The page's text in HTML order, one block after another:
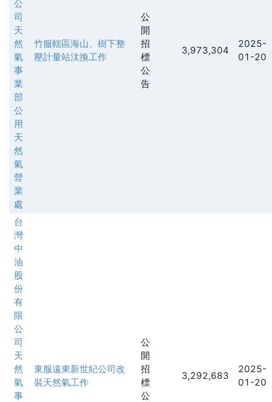
公
司
天
然
氣
事
業
部
公
用
天
然
氣
營
業
處
竹服轄區海山、樹下整
壓計量站汰換工作
公
開
招
標
公
告
3,973,304
2025-
01-20
台
灣
中
油
股
份
有
限
公
司
天
然
氣
事
東服遠東新世紀公司改
裝天然氣工作
公
開
招
標
公
3,292,683
2025-
01-20